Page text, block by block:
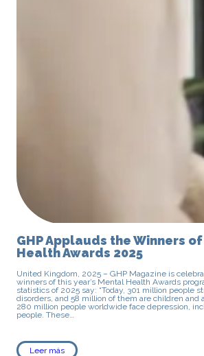
GHP Applauds the Winners
Health Awards 2025
United Kingdom, 2025 – GHP Magazine is
winners of this year’s Mental Health Awards
statistics of 2025 say: “Today, 301 million people
disorders, and 58 million of them are children and
280 million people worldwide face depression,
people. These…
Leer más